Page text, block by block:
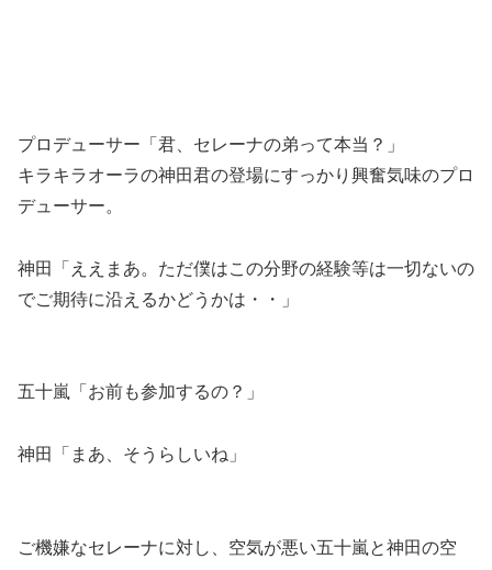
プロデューサー「君、セレーナの弟って本当？」
キラキラオーラの神田君の登場にすっかり興奮気味のプロ
デューサー。
神田「ええまあ。ただ僕はこの分野の経験等は一切ないの
でご期待に沿えるかどうかは・・」
五十嵐「お前も参加するの？」
神田「まあ、そうらしいね」
ご機嫌なセレーナに対し、空気が悪い五十嵐と神田の空